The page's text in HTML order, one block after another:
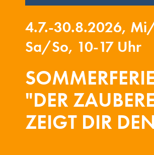
4.7.-30.8.2026,
Sa/So, 10-17 Uhr
"DER
ZEIGT DIR